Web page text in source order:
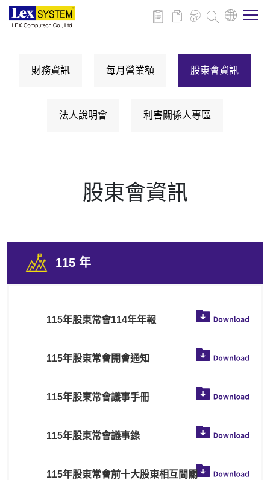
聯絡我們
財務資訊 每月營業額 股東會資訊
法人說明會 利害關係人專區
股東會資訊
115 年
115年股東常會114年年報
115年股東常會開會通知
115年股東常會議事手冊
115年股東常會議事錄
115年股東常會前十大股東相互間關